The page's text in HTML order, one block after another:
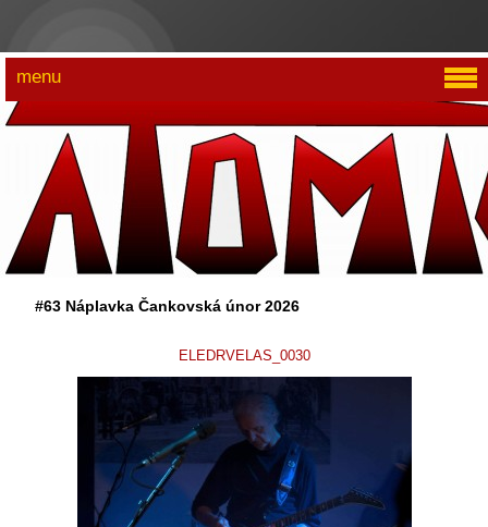
#63 Náplavka Čankovská únor 2026
ELEDRVELAS_0030
menu